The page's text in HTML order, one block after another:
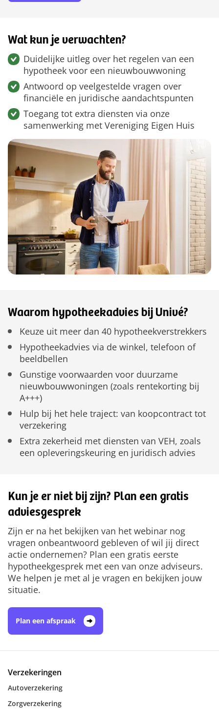
Wat kun je verwachten?
Duidelijke uitleg over het regelen van een
hypotheek voor een nieuwbouwwoning
Antwoord op veelgestelde vragen over
financiële en juridische aandachtspunten
Toegang tot extra diensten via onze
samenwerking met Vereniging Eigen Huis
Waarom hypotheekadvies bij Univé?
Keuze uit meer dan 40 hypotheekverstrekkers
Hypotheekadvies via de winkel, telefoon of
beeldbellen
Gunstige voorwaarden voor duurzame
nieuwbouwwoningen (zoals rentekorting bij
A+++)
Hulp bij het hele traject: van koopcontract tot
verzekering
Extra zekerheid met diensten van VEH, zoals
een opleveringskeuring en juridisch advies
Kun je er niet bij zijn? Plan een gratis
adviesgesprek
Zijn er na het bekijken van het webinar nog
vragen onbeantwoord gebleven of wil jij direct
actie ondernemen? Plan een gratis eerste
hypotheekgesprek met een van onze adviseurs.
We helpen je met al je vragen en bekijken jouw
situatie.
Plan een afspraak
Verzekeringen
Autoverzekering
Zorgverzekering